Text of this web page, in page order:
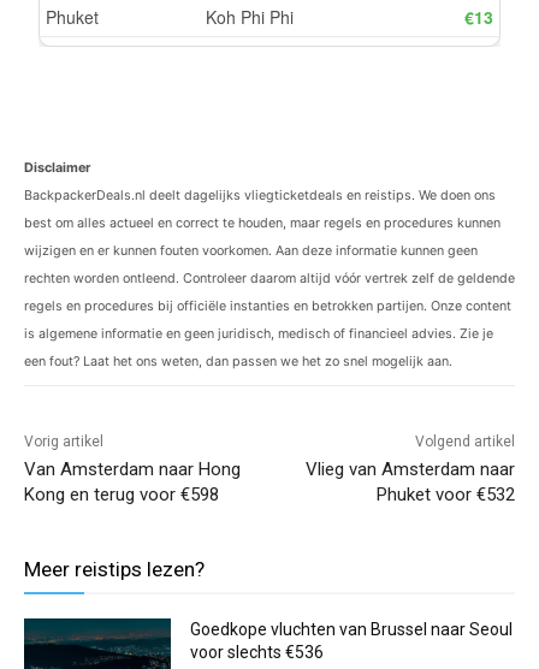
Disclaimer
BackpackerDeals.nl deelt dagelijks vliegticketdeals en reistips. We doen ons
best om alles actueel en correct te houden, maar regels en procedures kunnen
wijzigen en er kunnen fouten voorkomen. Aan deze informatie kunnen geen
rechten worden ontleend. Controleer daarom altijd vóór vertrek zelf de geldende
regels en procedures bij officiële instanties en betrokken partijen. Onze content
is algemene informatie en geen juridisch, medisch of financieel advies. Zie je
een fout? Laat het ons weten, dan passen we het zo snel mogelijk aan.
Vorig artikel
Van Amsterdam naar Hong
Kong en terug voor €598
Volgend artikel
Vlieg van Amsterdam naar
Phuket voor €532
Meer reistips lezen?
Goedkope vluchten van Brussel naar Seoul
voor slechts €536